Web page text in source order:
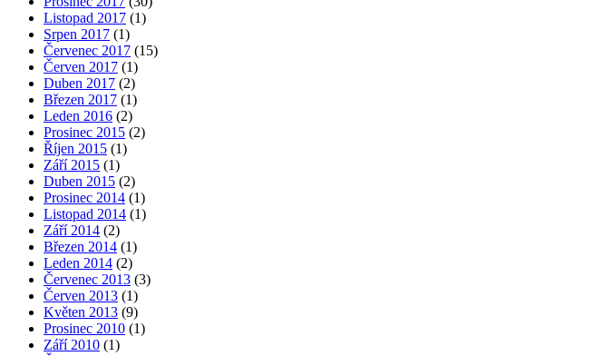
Listopad 2017 (1)
Srpen 2017 (1)
Červenec 2017 (15)
Červen 2017 (1)
Duben 2017 (2)
Březen 2017 (1)
Leden 2016 (2)
Prosinec 2015 (2)
Říjen 2015 (1)
Září 2015 (1)
Duben 2015 (2)
Prosinec 2014 (1)
Listopad 2014 (1)
Září 2014 (2)
Březen 2014 (1)
Leden 2014 (2)
Červenec 2013 (3)
Červen 2013 (1)
Květen 2013 (9)
Prosinec 2010 (1)
Září 2010 (1)